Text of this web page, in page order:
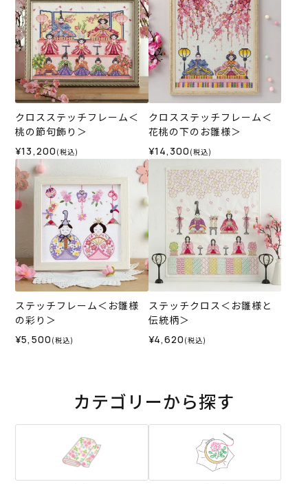
クロスステッチフレーム＜
桃の節句飾り＞
¥13,200 (税込)
クロスステッチフレーム＜
花桃の下のお雛様＞
¥14,300 (税込)
ステッチフレーム＜お雛様
の彩り＞
¥5,500 (税込)
ステッチクロス＜お雛様と
伝統柄＞
¥4,620 (税込)
カテゴリーから探す